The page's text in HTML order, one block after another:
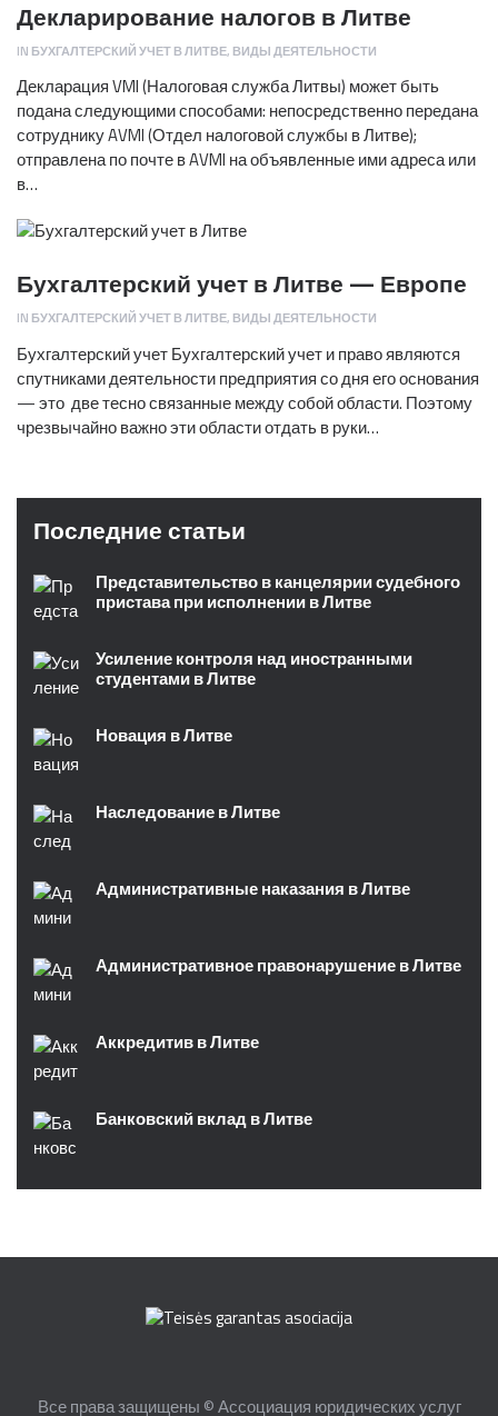
Декларирование налогов в Литве
IN БУХГАЛТЕРСКИЙ УЧЕТ В ЛИТВЕ, ВИДЫ ДЕЯТЕЛЬНОСТИ
Декларация VMI (Налоговая служба Литвы) может быть
подана следующими способами: непосредственно передана
сотруднику AVMI (Отдел налоговой службы в Литве);
отправлена по почте в AVMI на объявленные ими адреса или
в…
Бухгалтерский учет в Литве — Европе
IN БУХГАЛТЕРСКИЙ УЧЕТ В ЛИТВЕ, ВИДЫ ДЕЯТЕЛЬНОСТИ
Бухгалтерский учет Бухгалтерский учет и право являются
спутниками деятельности предприятия со дня его основания
— это две тесно связанные между собой области. Поэтому
чрезвычайно важно эти области отдать в руки…
Последние статьи
Представительство в канцелярии судебного
пристава при исполнении в Литве
Усиление контроля над иностранными
студентами в Литве
Новация в Литве
Наследование в Литве
Административные наказания в Литве
Административное правонарушение в Литве
Аккредитив в Литве
Банковский вклад в Литве
Все права защищены © Ассоциация юридических услуг